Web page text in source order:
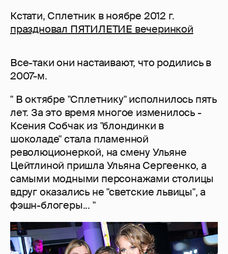
Кстати, Сплетник в ноябре 2012 г.
праздновал ПЯТИЛЕТИЕ вечеринкой
Все-таки они настаивают, что родились в
2007-м.
" В октябре "Сплетнику" исполнилось пять
лет. За это время многое изменилось -
Ксения Собчак из "блондинки в
шоколаде" стала пламенной
революционеркой, на смену Ульяне
Цейтлиной пришла Ульяна Сергеенко, а
самыми модными персонажами столицы
вдруг оказались не "светские львицы", а
фэшн-блогеры... "